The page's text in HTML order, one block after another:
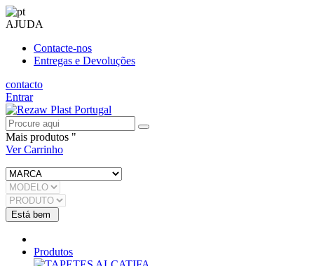
AJUDA
Contacte-nos
Entregas e Devoluções
contacto
Entrar
Mais produtos "
Ver Carrinho
Produtos